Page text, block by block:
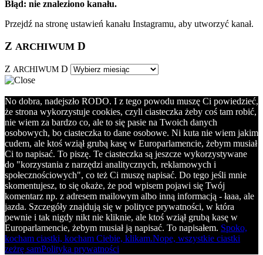
Błąd: nie znaleziono kanału.
Przejdź na stronę ustawień kanału Instagramu, aby utworzyć kanał.
Z ARCHIWUM D
Z ARCHIWUM D
No dobra, nadejszło RODO. I z tego powodu muszę Ci powiedzieć,
że strona wykorzystuje cookies, czyli ciasteczka żeby coś tam robić,
nie wiem za bardzo co, ale to się pasie na Twoich danych
osobowych, bo ciasteczka to dane osobowe. Ni kuta nie wiem jakim
cudem, ale ktoś wziął grubą kasę w Europarlamencie, żebym musiał
Ci to napisać. To piszę. Te ciasteczka są jeszcze wykorzystywane
do "korzystania z narzędzi analitycznych, reklamowych i
społecznościowych", co też Ci muszę napisać. Do tego jeśli mnie
skomentujesz, to się okaże, że pod wpisem pojawi się Twój
komentarz np. z adresem mailowym albo inną informacją - łaaa, ale
jazda. Szczegóły znajdują się w polityce prywatności, w która
pewnie i tak nigdy nikt nie kliknie, ale ktoś wziął grubą kasę w
Europarlamencie, żebym musiał ją napisać. To napisałem. Spoko,
kocham ciastki, kocham Ciebie, klikam.Nope, wszystkie ciastki
zeżrę samPolityka prywatności